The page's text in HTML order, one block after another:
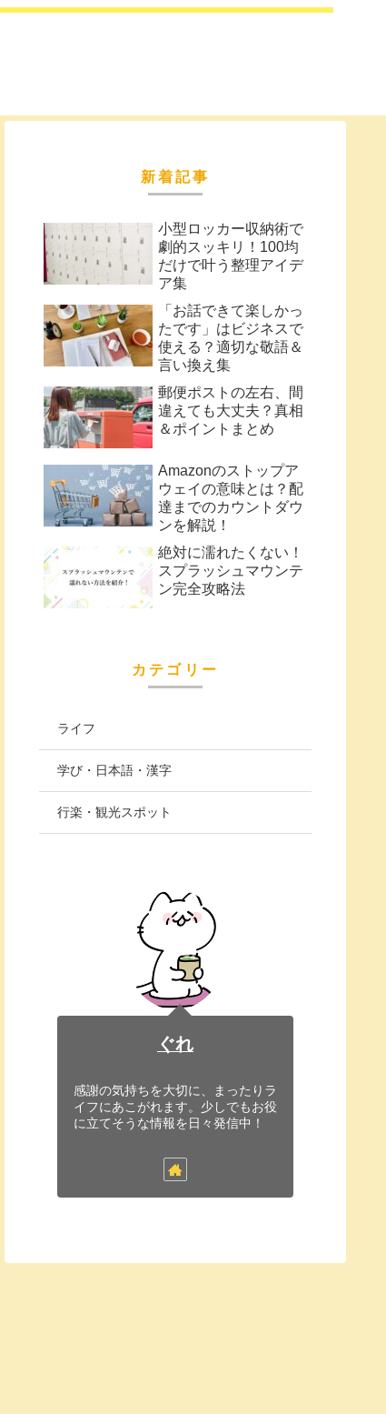
新着記事
小型ロッカー収納術で
劇的スッキリ！100均
だけで叶う整理アイデ
ア集
「お話できて楽しかっ
たです」はビジネスで
使える？適切な敬語＆
言い換え集
郵便ポストの左右、間
違えても大丈夫？真相
＆ポイントまとめ
Amazonのストップア
ウェイの意味とは？配
達までのカウントダウ
ンを解説！
絶対に濡れたくない！
スプラッシュマウンテ
ン完全攻略法
カテゴリー
ライフ
学び・日本語・漢字
行楽・観光スポット
ぐれ
感謝の気持ちを大切に、まったりラ
イフにあこがれます。少しでもお役
に立てそうな情報を日々発信中！